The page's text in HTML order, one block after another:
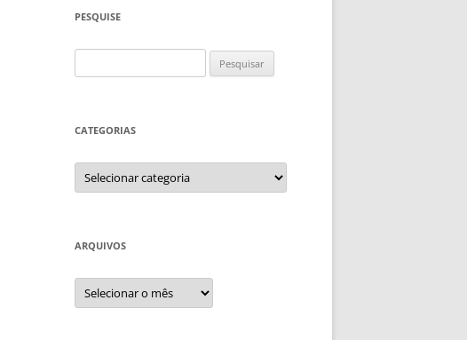
PESQUISE
por:
CATEGORIAS
Categorias
ARQUIVOS
Arquivos